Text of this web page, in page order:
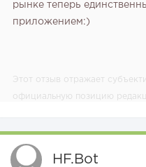
рынке теперь
приложением:)
Этот отзыв отражает
официальную позицию
HF.bot